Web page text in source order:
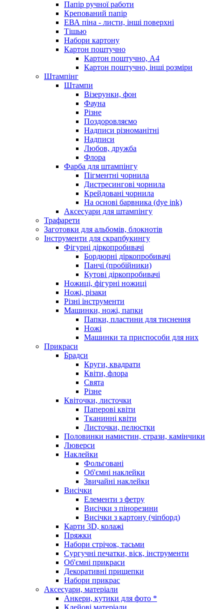
Папір ручної работи
Крепований папір
ЕВА піна - листи, інші поверхні
Тішью
Набори картону
Картон поштучно
Картон поштучно, А4
Картон поштучно, інші розміри
Штампінг
Штампи
Візерунки, фон
Фауна
Різне
Поздоровляємо
Надписи різноманітні
Надписи
Любов, дружба
Флора
Фарба для штампінгу
Пігментні чорнила
Дистресингові чорнила
Крейдовані чорнила
На основі барвника (dye ink)
Аксесуари для штампінгу
Трафарети
Заготовки для альбомів, блокнотів
Інструменти для скрапбукингу
Фігурні діркопробивачі
Бордюрні діркопробивачі
Панчі (пробійники)
Кутові діркопробивачі
Ножиці, фігурні ножиці
Ножі, різаки
Різні інструменти
Машинки, ножі, папки
Папки, пластини для тиснення
Ножі
Машинки та приспособи для них
Прикраси
Брадси
Круги, квадрати
Квіти, флора
Свята
Різне
Квіточки, листочки
Паперові квіти
Тканинні квіти
Листочки, пелюстки
Половинки намистин, стрази, камінчики
Люверси
Наклейки
Фольговані
Об'ємні наклейки
Звичайні наклейки
Висічки
Елементи з фетру
Висічки з пінорезини
Висічки з картону (чіпборд)
Карти 3D, колажі
Пряжки
Набори стрічок, тасьми
Сургучні печатки, віск, інструменти
Об'ємні прикраси
Декоративні прищепки
Набори прикрас
Аксесуари, матеріали
Анкери, кутики для фото *
Клейові матеріали